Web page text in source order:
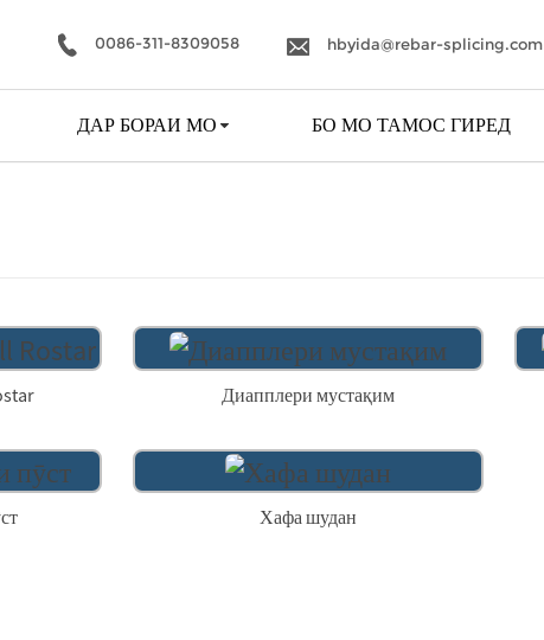
0086-311-8309058 hbyida@rebar-splicing.com
ДАР БОРАИ МО БО МО ТАМОС ГИРЕД
Диапплери мустақим
Хафа шудан